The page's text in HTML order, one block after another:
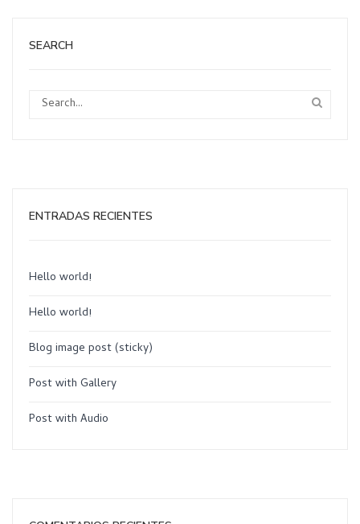
SEARCH
ENTRADAS RECIENTES
Hello world!
Hello world!
Blog image post (sticky)
Post with Gallery
Post with Audio